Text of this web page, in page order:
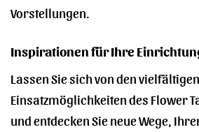
Vorstellungen.
Inspirationen für Ihre
Lassen Sie sich von den vielfältigen
Einsatzmöglichkeiten des Flower
und entdecken Sie neue Wege,